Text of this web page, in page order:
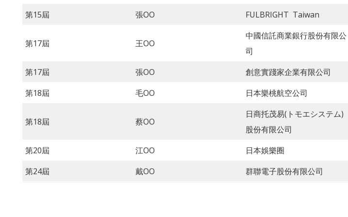
第15屆
張OO FULBRIGHT Taiwan
第17屆 王OO
中國信託商業銀行股份有限公
司
第17屆 張OO 創意實踐家企業有限公司
第18屆
毛OO 日本樂桃航空公司
第18屆 蔡OO
日商托茂易(トモエシステム)
股份有限公司
第20屆 江OO 日本娛樂圈
第24屆
戴OO 群聯電子股份有限公司